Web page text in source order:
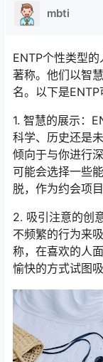
mbti
ENTP个性类型
著称。他们以智
名。以下是ENTP
1. 智慧的展示：
科学、历史还是
倾向于与你进行
可能会选择一些
脱，作为约会项目
2. 吸引注意的创
不频繁的行为来
称，在喜欢的人
愉快的方式试图